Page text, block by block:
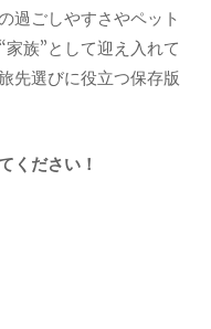
過ごしやすさやペット
族”として迎え入れて
先選びに役立つ保存版
ください！